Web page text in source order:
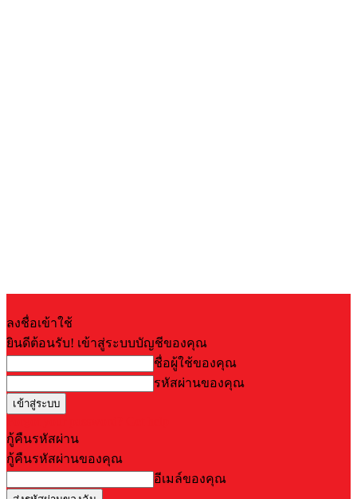
ลงชื่อเข้าใช้
ยินดีต้อนรับ! เข้าสู่ระบบบัญชีของคุณ
ชื่อผู้ใช้ของคุณ
รหัสผ่านของคุณ
กู้คืนรหัสผ่าน
กู้คืนรหัสผ่านของคุณ
อีเมล์ของคุณ